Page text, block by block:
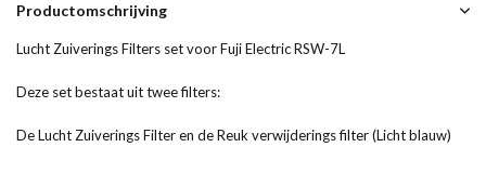
Productomschrijving
Lucht Zuiverings Filters set voor Fuji Electric RSW-7L
Deze set bestaat uit twee filters:
De Lucht Zuiverings Filter en de Reuk verwijderings filter (Licht blauw)